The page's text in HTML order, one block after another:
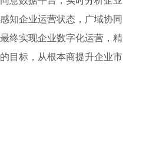
知企业运营状态，广域协同
终实现企业数字化运营，精
目标，从根本商提升企业市